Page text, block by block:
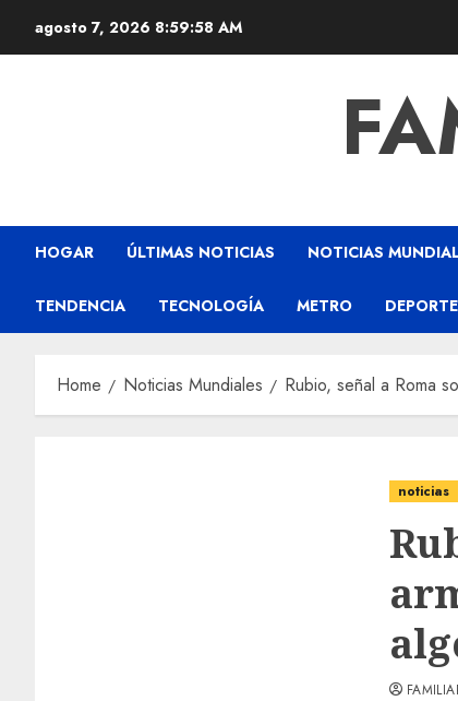
agosto 7, 2026 8:59:59 AM
HOGAR ÚLTIMAS NOTICIAS NOTICIAS
TENDENCIA TECNOLOGÍA METRO DEPORTE
Home Noticias Mundiales Rubio, señal a Roma
noticias